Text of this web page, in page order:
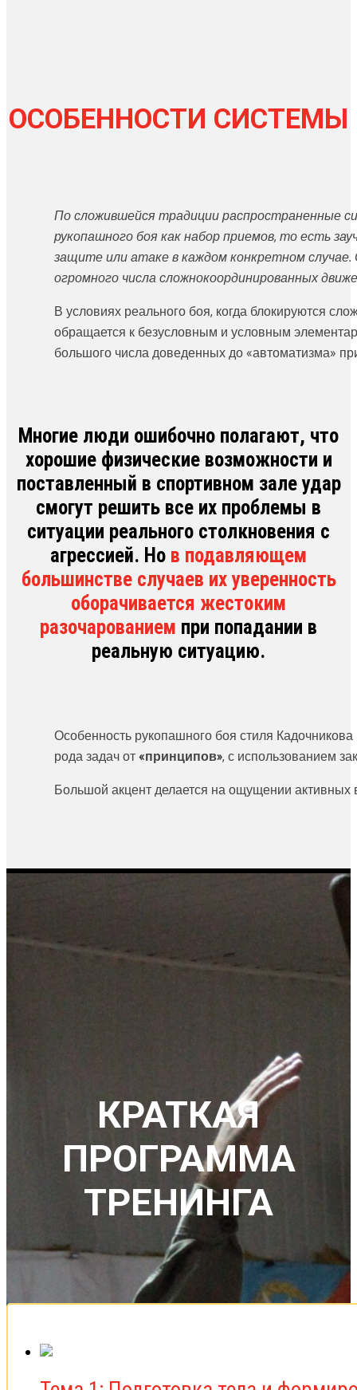
ОСОБЕННОСТИ СИСТЕМЫ
По сложившейся традиции распространенные
рукопашного боя как набор приемов, то есть
защите или атаке в каждом конкретном
огромного числа сложнокоординированных
В условиях реального боя, когда блокируются
обращается к безусловным и условным
большого числа доведенных до «автоматизма»
Многие люди ошибочно полагают, что
хорошие физические возможности и
поставленный в спортивном зале удар
смогут решить все их проблемы в
ситуации реального столкновения с
агрессией. Но в подавляющем
большинстве случаев их уверенность
оборачивается жестоким
разочарованием при попадании в
реальную ситуацию.
Особенность рукопашного боя стиля
рода задач от «принципов» , с использованием
Большой акцент делается на ощущении активных
КРАТКАЯ
ПРОГРАММА
ТРЕНИНГА